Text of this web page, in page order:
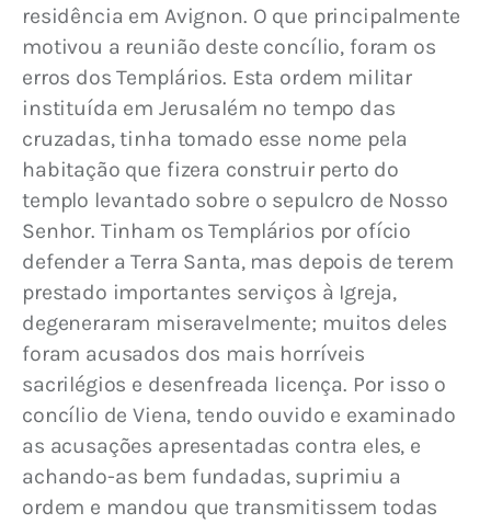
residência em Avignon. O que principalmente
motivou a reunião deste concílio, foram os
erros dos Templários. Esta ordem militar
instituída em Jerusalém no tempo das
cruzadas, tinha tomado esse nome pela
habitação que fizera construir perto do
templo levantado sobre o sepulcro de Nosso
Senhor. Tinham os Templários por ofício
defender a Terra Santa, mas depois de terem
prestado importantes serviços à Igreja,
degeneraram miseravelmente; muitos deles
foram acusados dos mais horríveis
sacrilégios e desenfreada licença. Por isso o
concílio de Viena, tendo ouvido e examinado
as acusações apresentadas contra eles, e
achando-as bem fundadas, suprimiu a
ordem e mandou que transmitissem todas